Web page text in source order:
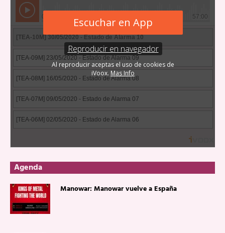
Agenda
Manowar: Manowar vuelve a España